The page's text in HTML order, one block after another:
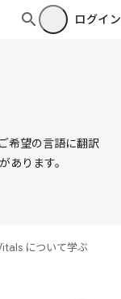
ログイン
希望の言語に翻訳
あります。
について学ぶ